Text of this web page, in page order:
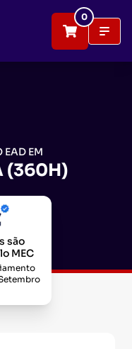
0
EM
(360H)
são
MEC